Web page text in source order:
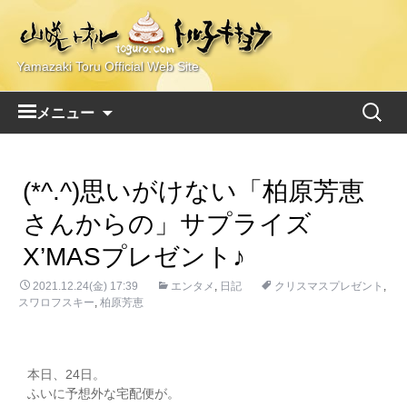
Yamazaki Toru Official Web Site
メニュー
ツ
へ
ス
キ
プ
検
(*^.^)思いがけない「柏原芳恵
さんからの」サプライズ
X’MASプレゼント♪
2021.12.24(金) 17:39 エンタメ , 日記 クリスマスプレゼント ,
スワロフスキー, 柏原芳恵
本日、24日。
ふいに予想外な宅配便が。